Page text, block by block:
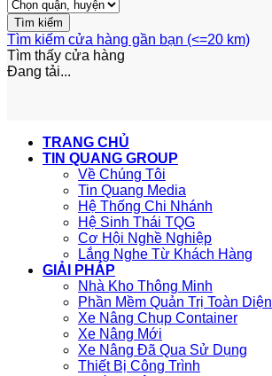
Tìm kiếm cửa hàng gần bạn (<=20 km)
Tìm thấy cửa hàng
Đang tải...
TRANG CHỦ
TIN QUANG GROUP
Về Chúng Tôi
Tin Quang Media
Hệ Thống Chi Nhánh
Hệ Sinh Thái TQG
Cơ Hội Nghề Nghiệp
Lắng Nghe Từ Khách Hàng
GIẢI PHÁP
Nhà Kho Thông Minh
Phần Mềm Quản Trị Toàn Diện
Xe Nâng Chụp Container
Xe Nâng Mới
Xe Nâng Đã Qua Sử Dụng
Thiết Bị Công Trình